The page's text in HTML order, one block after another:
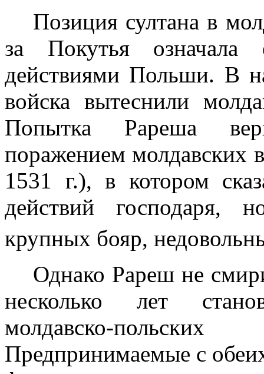
Позиция султана в
за Покутья означала
действиями Польши. В
войска вытеснили
Попытка Рареша
поражением молдавских
1531 г.), в котором
действий господаря,
крупных бояр,
Однако Рареш не
несколько лет
молдавско-
Предпринимаемые с